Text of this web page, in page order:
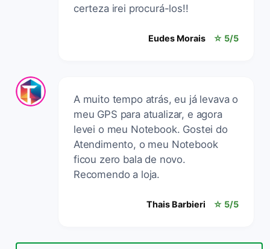
certeza irei procurá-los!!
Eudes Morais ☆ 5/5
A muito tempo atrás, eu já levava o
meu GPS para atualizar, e agora
levei o meu Notebook. Gostei do
Atendimento, o meu Notebook
ficou zero bala de novo.
Recomendo a loja.
Thais Barbieri ☆ 5/5